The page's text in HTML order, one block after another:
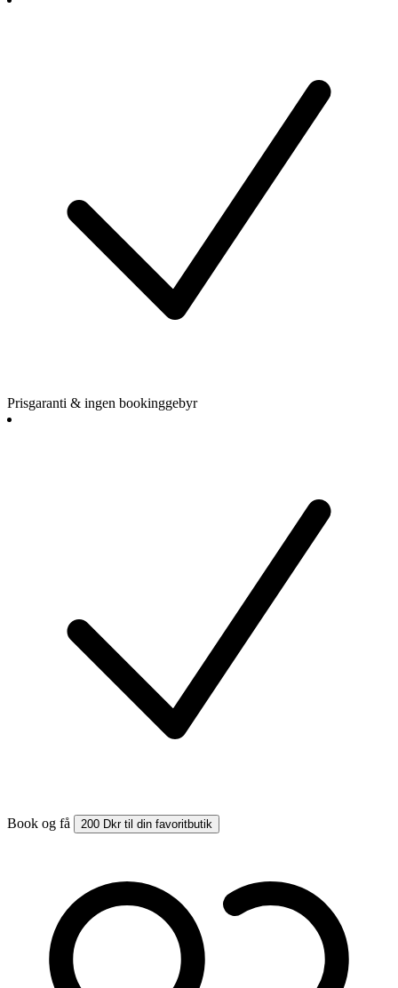
Prisgaranti & ingen bookinggebyr
Book og få 200 Dkr til din favoritbutik